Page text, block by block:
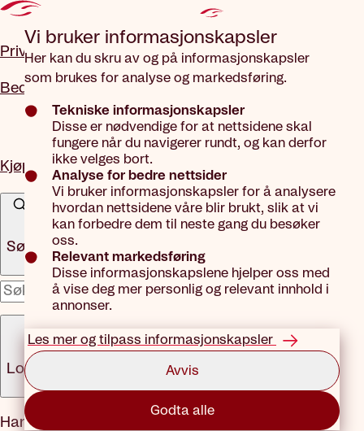
Vi bruker informasjons­kapsler
Her kan du skru av og på informasjonskapsler
som brukes for analyse og markedsføring.
Tekniske informasjonskapsler
Disse er nødvendige for at nettsidene skal
fungere når du navigerer rundt, og kan derfor
ikke velges bort.
Analyse for bedre nettsider
Vi bruker informasjonskapsler for å analysere
hvordan nettsidene våre blir brukt, slik at vi
kan forbedre dem til neste gang du besøker
oss.
Relevant markedsføring
Disse informasjonskapslene hjelper oss med
å vise deg mer personlig og relevant innhold i
annonser.
Les mer og tilpass informasjonskapsler
Avvis
Godta alle
Privat
Bedrift
Kjøp forsikring
Søk
x
Logg inn
Meny
Handlekurv